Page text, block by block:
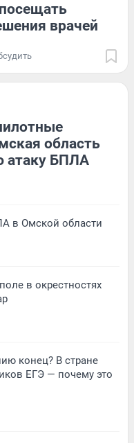
врачей
область
атаку БПЛА
в Омской области
в окрестностях
конец? В стране
ЕГЭ — почему это